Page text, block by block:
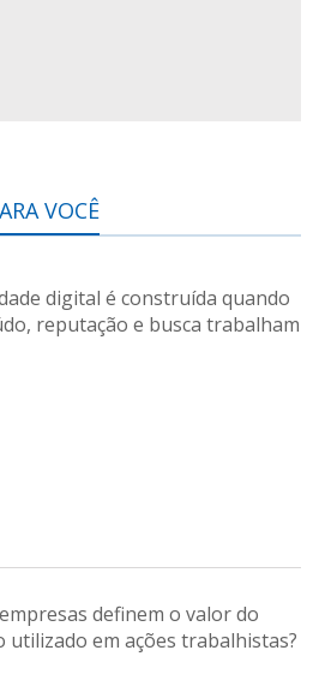
VOCÊ
digital é construída quando
reputação e busca trabalham
definem o valor do
utilizado em ações trabalhistas?